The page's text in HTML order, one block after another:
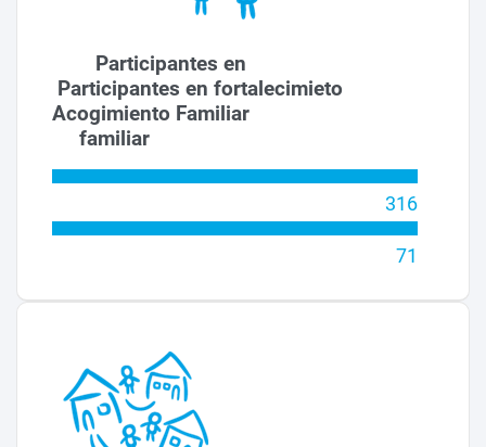
Participantes en
Participantes en fortalecimieto
Acogimiento Familiar
familiar
316
71